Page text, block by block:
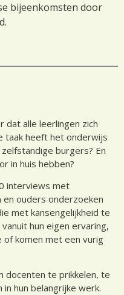
bijeenkomsten door
dat alle leerlingen zich
taak heeft het onderwijs
burgers? En
in huis hebben?
interviews met
ouders onderzoeken
met kansengelijkheid te
hun eigen ervaring,
of komen met een vurig
docenten te prikkelen, te
hun belangrijke werk.